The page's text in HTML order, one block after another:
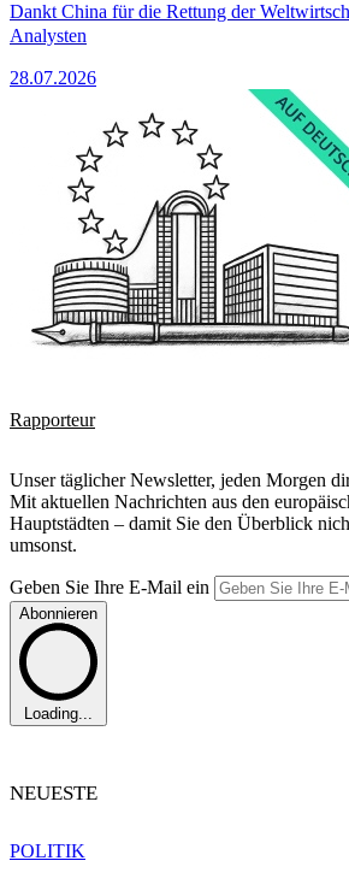
Dankt China für die Rettung der
Analysten
28.07.2026
Rapporteur
Unser täglicher Newsletter, jeden Morgen
Mit aktuellen Nachrichten aus den
Hauptstädten – damit Sie den Überblick
umsonst.
Geben Sie Ihre E-Mail ein
Abonnieren
Loading...
NEUESTE
POLITIK